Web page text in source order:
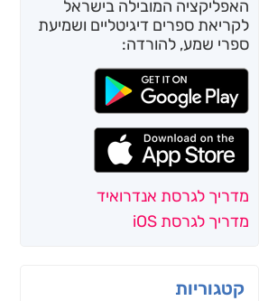
האפליקציה המובילה בישראל
לקריאת ספרים דיגיטליים ושמיעת
ספרי שמע, להורדה:
מדריך לגרסת אנדרואיד
מדריך לגרסת iOS
קטגוריות